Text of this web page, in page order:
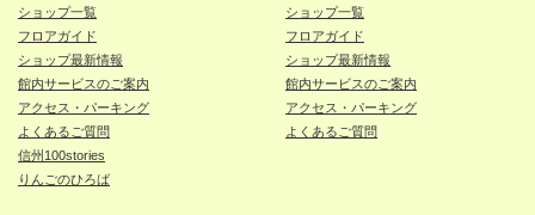
ショップ一覧
フロアガイド
ショップ最新情報
館内サービスのご案内
アクセス・パーキング
よくあるご質問
信州100stories
りんごのひろば
ショップ一覧
フロアガイド
ショップ最新情報
館内サービスのご案内
アクセス・パーキング
よくあるご質問